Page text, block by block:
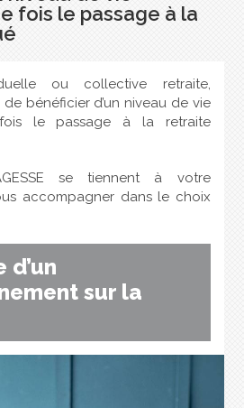
fois le passage à la
ou collective retraite,
bénéficier d’un niveau de vie
le passage à la retraite
se tiennent à votre
accompagner dans le choix
d’un
sur la